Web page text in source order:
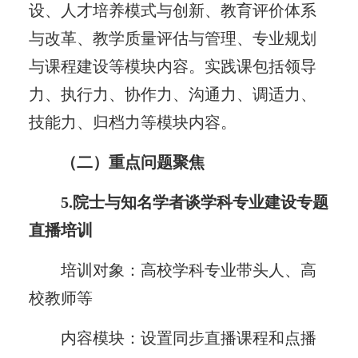
设、人才培养模式与创新、教育评价体系
与改革、教学质量评估与管理、专业规划
与课程建设等模块内容。实践课包括领导
力、执行力、协作力、沟通力、调适力、
技能力、归档力等模块内容。
（二）重点问题聚焦
5.院士与知名学者谈学科专业建设专题
直播培训
培训对象：高校学科专业带头人、高
校教师等
内容模块：设置同步直播课程和点播